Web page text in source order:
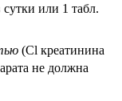
или 1 табл.
(Cl креатинина
не должна